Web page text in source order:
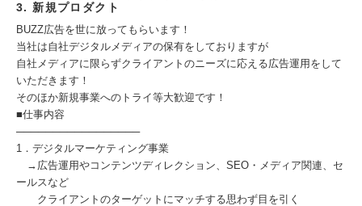
3. 新規プロダクト
BUZZ広告を世に放ってもらいます！
当社は自社デジタルメディアの保有をしておりますが
自社メディアに限らずクライアントのニーズに応える広告運用をして
いただきます！
そのほか新規事業へのトライ等大歓迎です！
■仕事内容
─────────────────
1．デジタルマーケティング事業
→広告運用やコンテンツディレクション、SEO・メディア関連、セ
ールスなど
クライアントのターゲットにマッチする思わず目を引く